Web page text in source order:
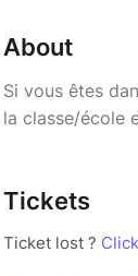
About
Si vous êtes
la classe/école
Tickets